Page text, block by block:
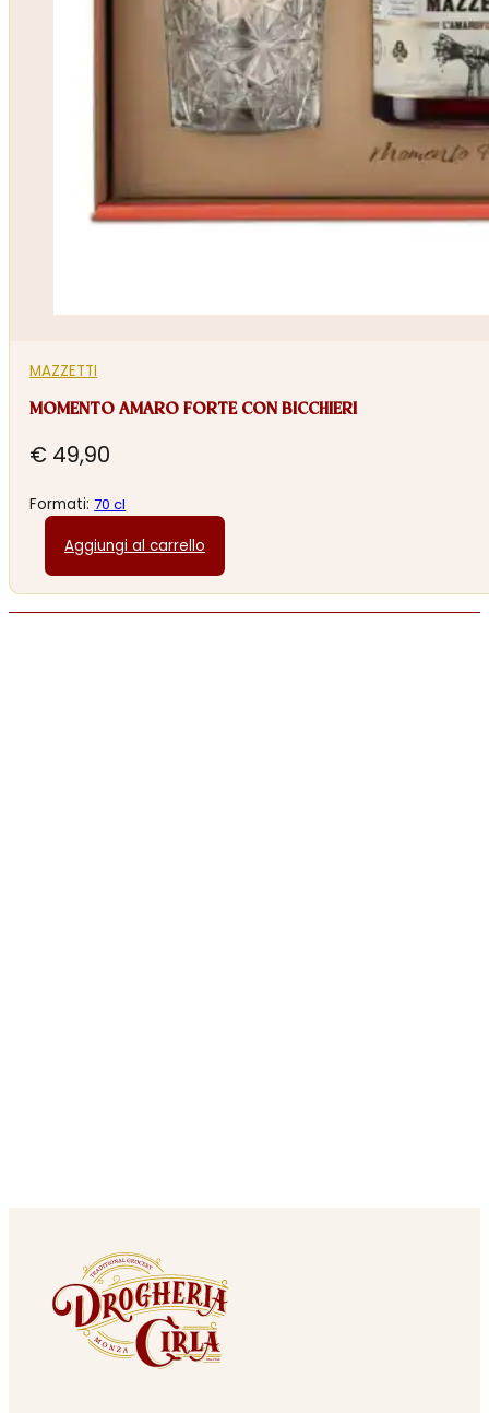
MAZZETTI
MOMENTO AMARO FORTE CON BICCHIERI
€ 49,90
Formati:70 cl
Aggiungi al carrello